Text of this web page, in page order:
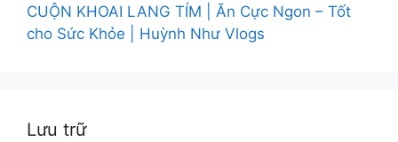
CUỘN KHOAI LANG TÍM | Ăn Cực Ngon – Tốt
cho Sức Khỏe | Huỳnh Như Vlogs
Lưu trữ